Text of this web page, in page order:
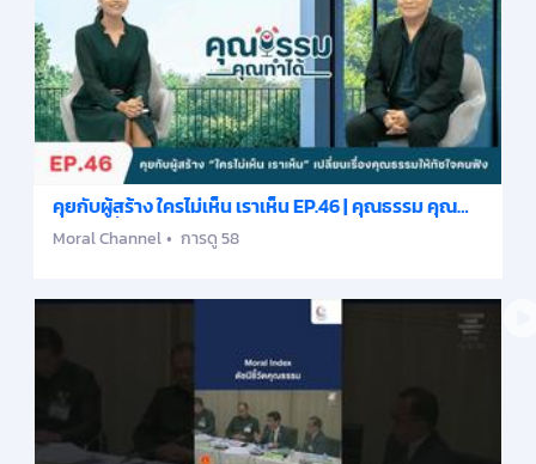
คุยกับผู้สร้าง ใครไม่เห็น เราเห็น EP.46 | คุณธรรม คุณ
ทำได้ ซีซั่น 4
Moral Channel การดู 58